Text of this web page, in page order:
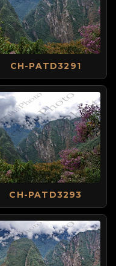
CH-PATD3291
CH-PATD3293